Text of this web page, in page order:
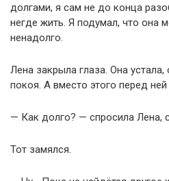
долгами, я сам не до конца
негде жить. Я подумал, что она
ненадолго.
Лена закрыла глаза. Она устала,
покоя. А вместо этого перед
— Как долго? — спросила Лена,
Тот замялся.